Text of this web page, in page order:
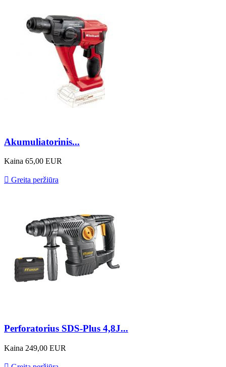
Akumuliatorinis...
Kaina 65,00 EUR
 Greita peržiūra
Perforatorius SDS-Plus 4,8J...
Kaina 249,00 EUR